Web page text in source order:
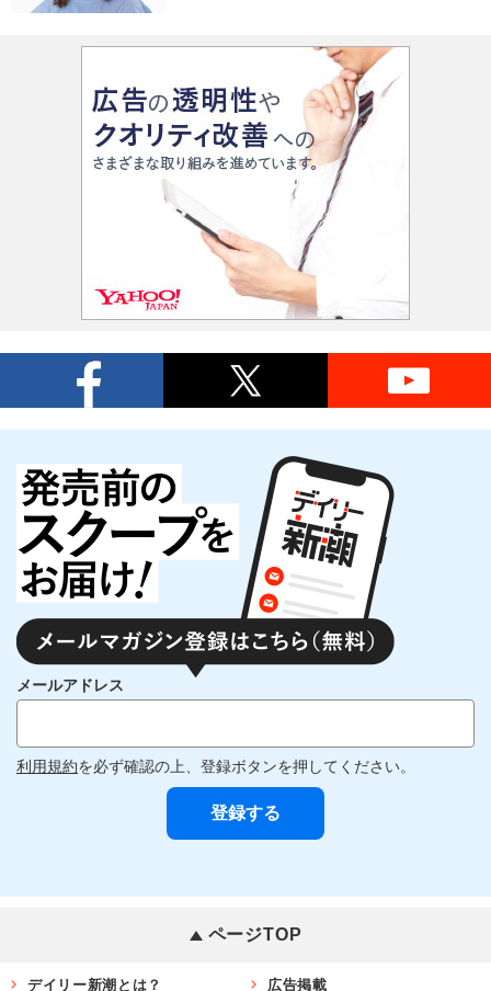
メールアドレス
利用規約を必ず確認の上、登録ボタンを押してください。
ページTOP
デイリー新潮とは？ 広告掲載